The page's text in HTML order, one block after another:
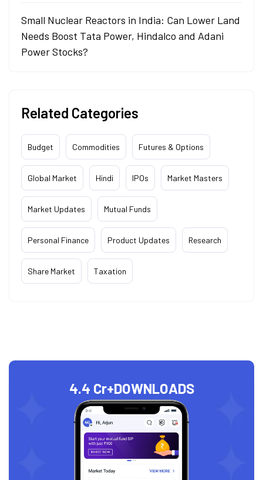
Small Nuclear Reactors in India: Can Lower Land
Needs Boost Tata Power, Hindalco and Adani
Power Stocks?
Related Categories
Budget Commodities Futures & Options
Global Market Hindi IPOs Market Masters
Market Updates Mutual Funds
Personal Finance Product Updates Research
Share Market Taxation
4.4 Cr+DOWNLOADS